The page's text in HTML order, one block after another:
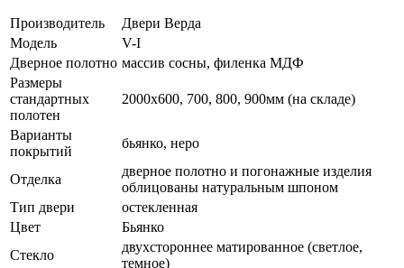
Производитель
Двери Верда
Модель
V-I
Дверное полотно массив сосны, филенка МДФ
Размеры
стандартных
полотен
2000х600, 700, 800, 900мм (на складе)
Варианты
покрытий
бьянко, неро
Отделка
дверное полотно и погонажные изделия
облицованы натуральным шпоном
Тип двери
остекленная
Цвет
Бьянко
Стекло
двухстороннее матированное (светлое,
темное)